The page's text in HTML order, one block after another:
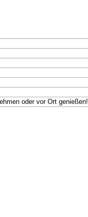
oder vor Ort genießen!